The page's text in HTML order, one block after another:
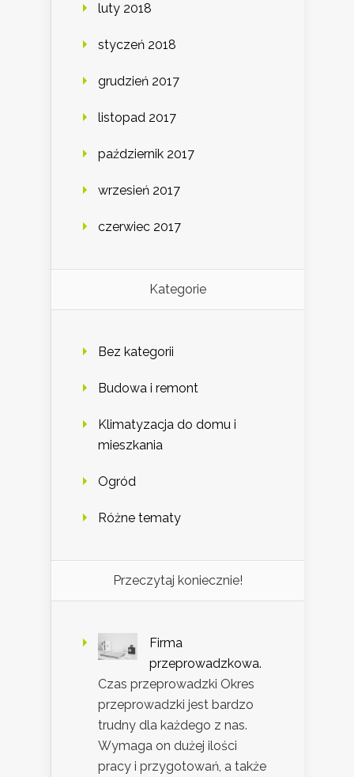
luty 2018
styczeń 2018
grudzień 2017
listopad 2017
październik 2017
wrzesień 2017
czerwiec 2017
Kategorie
Bez kategorii
Budowa i remont
Klimatyzacja do domu i
mieszkania
Ogród
Różne tematy
Przeczytaj koniecznie!
Firma
przeprowadzkowa.
Czas przeprowadzki Okres
przeprowadzki jest bardzo
trudny dla każdego z nas.
Wymaga on dużej ilości
pracy i przygotowań, a także